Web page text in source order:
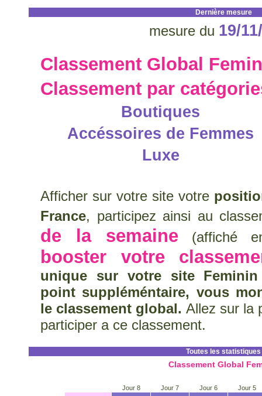
Dernière mesure
mesure du 19/
Classement Global
Classement par
Boutiques
Accéssoires de Femmes
Luxe
Afficher sur votre site votre
France, participez ainsi au
de la semaine (affiché
booster votre
unique sur votre site
point suppléméntaire, vous
le classement global. Allez sur la
participer a ce classement.
Toutes les statistiques
Classement Global
Jour 8 Jour 7 Jour 6 Jour 5